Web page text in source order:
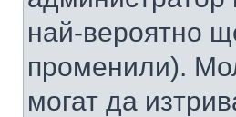
най-вероятно
променили).
могат да